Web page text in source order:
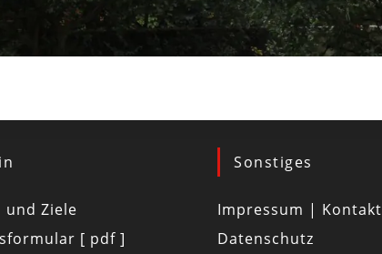
und Ziele
[ pdf ]
Sonstiges
Impressum | Kontakt
Datenschutz